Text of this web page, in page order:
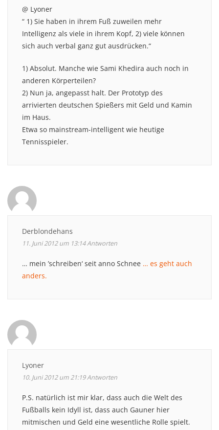
@ Lyoner
“ 1) Sie haben in ihrem Fuß zuweilen mehr
Intelligenz als viele in ihrem Kopf, 2) viele können
sich auch verbal ganz gut ausdrücken.“
1) Absolut. Manche wie Sami Khedira auch noch in
anderen Körperteilen?
2) Nun ja, angepasst halt. Der Prototyp des
arrivierten deutschen Spießers mit Geld und Kamin
im Haus.
Etwa so mainstream-intelligent wie heutige
Tennisspieler.
Derblondehans
11. Juni 2012 um 13:14Antworten
… mein ’schreiben‘ seit anno Schnee … es geht auch
anders.
Lyoner
10. Juni 2012 um 21:19Antworten
P.S. natürlich ist mir klar, dass auch die Welt des
Fußballs kein Idyll ist, dass auch Gauner hier
mitmischen und Geld eine wesentliche Rolle spielt.